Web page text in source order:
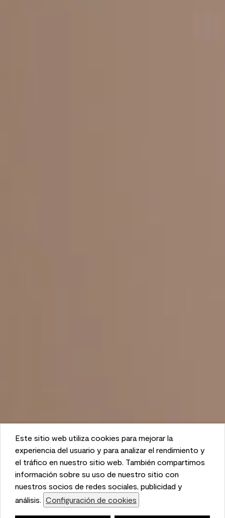
This website uses cookies to enhance user experience
and to analyze performance and traffic on our website.
We also share information about your use of our site
with our social media, advertising, and analytics
partners. Cookie Settings
Este sitio web utiliza cookies para mejorar la
experiencia del usuario y para analizar el rendimiento y
el tráfico en nuestro sitio web. También compartimos
información sobre su uso de nuestro sitio con
nuestros socios de redes sociales, publicidad y
análisis. Configuración de cookies